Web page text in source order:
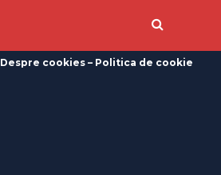
Despre cookies – Politica de cookie